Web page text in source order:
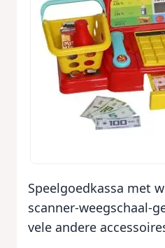
Speelgoedkassa met
scanner-weegschaal-
vele andere